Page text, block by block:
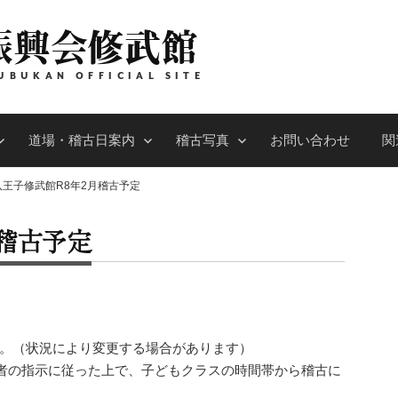
会修武館
OFFICIAL SITE
道場・稽古日案内 稽古写真 お問い合わせ
王子修武館R8年2月稽古予定
古予定
（状況により変更する場合があります）
指示に従った上で、子どもクラスの時間帯から稽古に